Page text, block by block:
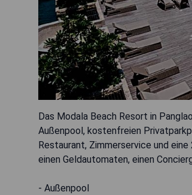
Das Modala Beach Resort in
Außenpool, kostenfreien
Restaurant, Zimmerservice und
einen Geldautomaten, einen
- Außenpool